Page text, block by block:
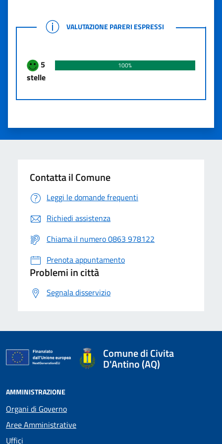
VALUTAZIONE PARERI ESPRESSI
VALUTAZIONE PARERI ESPRESSI
5
stelle
100%
Contatta il Comune
Leggi le domande frequenti
Richiedi assistenza
Chiama il numero 0863 978122
Prenota appuntamento
Problemi in città
Segnala disservizio
Comune di Civita
D'Antino (AQ)
AMMINISTRAZIONE
Organi di Governo
Aree Amministrative
Uffici